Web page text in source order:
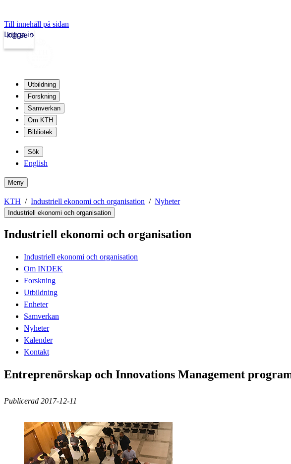
Till innehåll på sidan
kth.se
Logga in
Utbildning
Forskning
Samverkan
Om KTH
Bibliotek
Sök
English
Meny
KTH Industriell ekonomi och organisation Nyheter
Industriell ekonomi och organisation
Industriell ekonomi och organisation
Industriell ekonomi och organisation
Om INDEK
Forskning
Utbildning
Enheter
Samverkan
Nyheter
Kalender
Kontakt
Entreprenörskap och Innovations Management
Publicerad 2017-12-11